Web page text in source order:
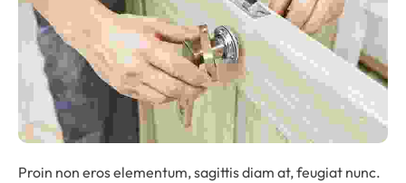
Proin non eros elementum, sagittis diam at, feugiat nunc.